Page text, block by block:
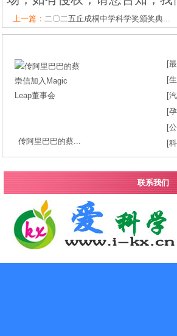
上一篇： 二〇二五丘成桐中学科学奖颁奖典...
传阿里巴巴的蔡...
[
[
[
[
[
[
联系我们